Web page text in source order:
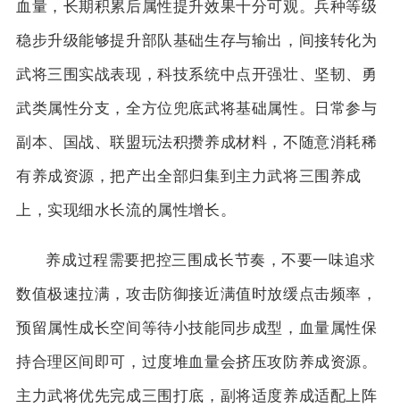
血量，长期积累后属性提升效果十分可观。兵种等级
稳步升级能够提升部队基础生存与输出，间接转化为
武将三围实战表现，科技系统中点开强壮、坚韧、勇
武类属性分支，全方位兜底武将基础属性。日常参与
副本、国战、联盟玩法积攒养成材料，不随意消耗稀
有养成资源，把产出全部归集到主力武将三围养成
上，实现细水长流的属性增长。
养成过程需要把控三围成长节奏，不要一味追求
数值极速拉满，攻击防御接近满值时放缓点击频率，
预留属性成长空间等待小技能同步成型，血量属性保
持合理区间即可，过度堆血量会挤压攻防养成资源。
主力武将优先完成三围打底，副将适度养成适配上阵